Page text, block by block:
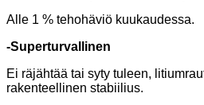
Alle 1 % tehohäviö kuukaudessa.
-Superturvallinen
Ei räjähtää tai syty tuleen,
rakenteellinen stabiilius.